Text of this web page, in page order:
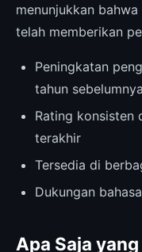
menunjukkan
telah memberikan
Peningkatan
tahun sebelumnya
Rating konsisten
terakhir
Tersedia di
Dukungan
Apa Saja